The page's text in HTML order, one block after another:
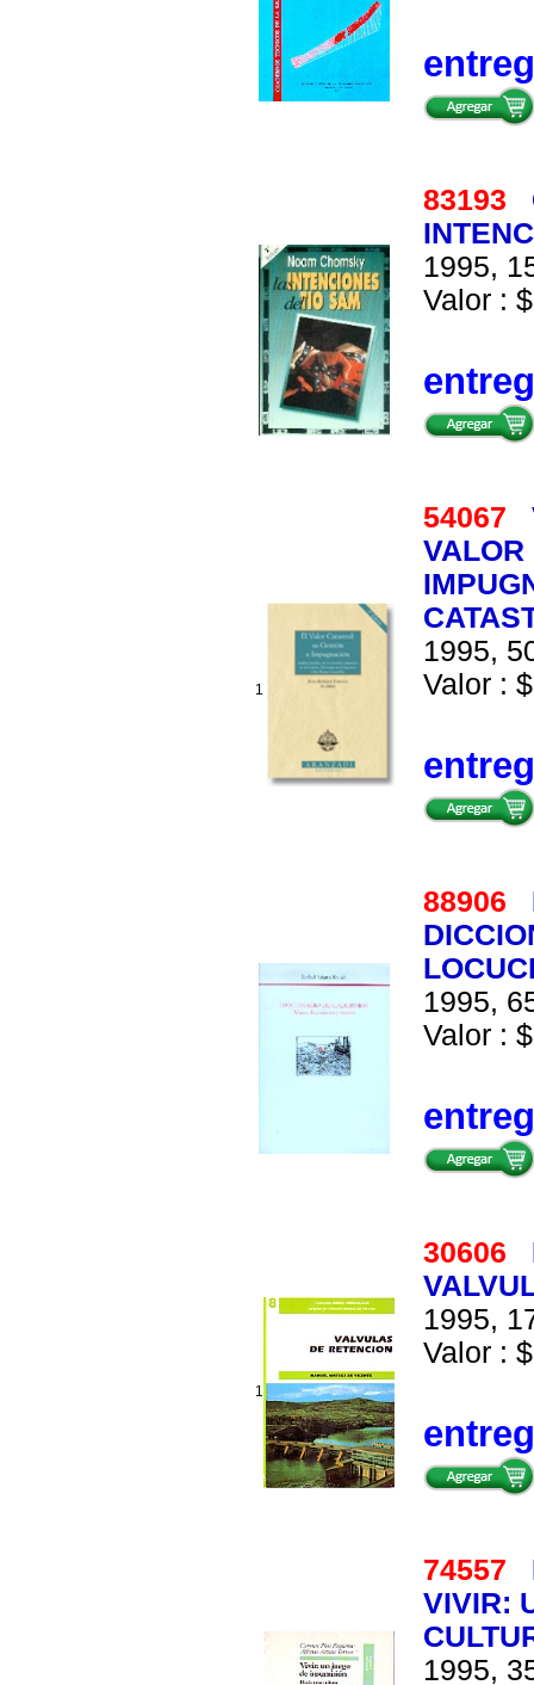
83193
1995,
Valor :
1
54067
VALOR
1995,
Valor :
88906
1995,
Valor :
1
30606
1995,
Valor :
74557
VIVIR:
1995,